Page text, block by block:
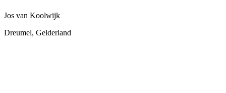
Jos van Koolwijk
Dreumel, Gelderland